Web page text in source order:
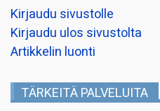
Kirjaudu sivustolle
Kirjaudu ulos sivustolta
Artikkelin luonti
TÄRKEITÄ PALVELUITA